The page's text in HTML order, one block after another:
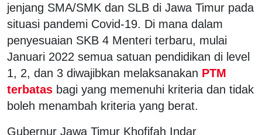
jenjang SMA/SMK dan SLB di Jawa Timur pada
situasi pandemi Covid-19. Di mana dalam
penyesuaian SKB 4 Menteri terbaru, mulai
Januari 2022 semua satuan pendidikan di level
1, 2, dan 3 diwajibkan melaksanakan PTM
terbatas bagi yang memenuhi kriteria dan tidak
boleh menambah kriteria yang berat.
Gubernur Jawa Timur Khofifah Indar